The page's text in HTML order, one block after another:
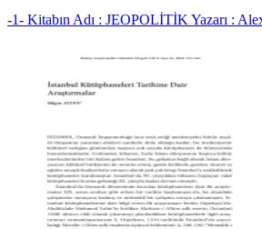
-1- Kitabın Adı : JEOPOLİTİK Yazarı :